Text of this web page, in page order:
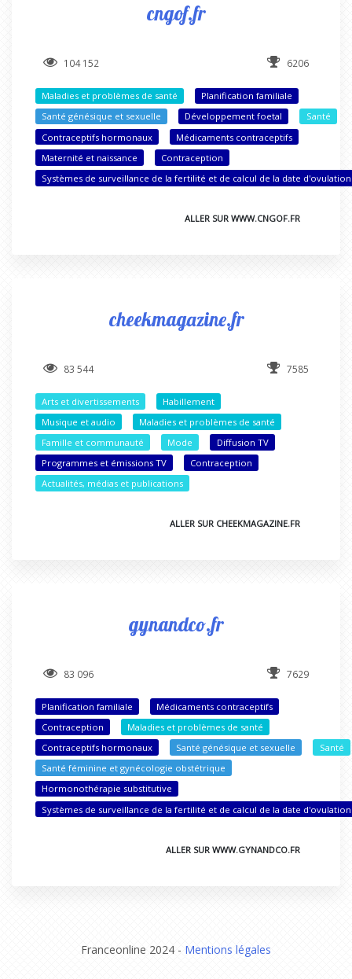
cngof.fr
104 152 6206
Maladies et problèmes de santé
Planification familiale
Santé génésique et sexuelle
Développement foetal
Santé
Contraceptifs hormonaux
Médicaments contraceptifs
Maternité et naissance
Contraception
Systèmes de surveillance de la fertilité et de calcul de la date d'ovulation
ALLER SUR WWW.CNGOF.FR
cheekmagazine.fr
83 544 7585
Arts et divertissements
Habillement
Musique et audio
Maladies et problèmes de santé
Famille et communauté
Mode
Diffusion TV
Programmes et émissions TV
Contraception
Actualités, médias et publications
ALLER SUR CHEEKMAGAZINE.FR
gynandco.fr
83 096 7629
Planification familiale
Médicaments contraceptifs
Contraception
Maladies et problèmes de santé
Contraceptifs hormonaux
Santé génésique et sexuelle
Santé
Santé féminine et gynécologie obstétrique
Hormonothérapie substitutive
Systèmes de surveillance de la fertilité et de calcul de la date d'ovulation
ALLER SUR WWW.GYNANDCO.FR
Franceonline 2024 - Mentions légales